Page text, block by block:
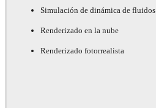
Simulación de dinámica de fluidos
Renderizado en la nube
Renderizado fotorrealista